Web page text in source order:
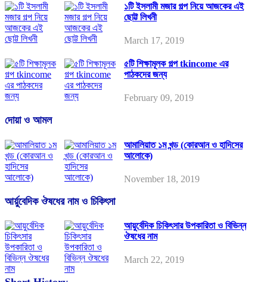
১টি ইসলামী মজার গল্প নিয়ে আজকের এই
ছোট্ট লিখনী
March 17, 2019
৫টি শিক্ষামূলক গল্প tkincome এর
পাঠকদের জন্য
February 09, 2019
দোয়া ও আমল
আমালিয়াত ১ম খন্ড (কোরআন ও হাদিসের
আলোকে)
November 18, 2019
আর্য়ুবেদিক ঔষধের নাম ও চিকিৎসা
আয়ুর্বেদিক চিকিৎসার উপকারিতা ও বিভিন্ন
ঔষধের নাম
March 22, 2019